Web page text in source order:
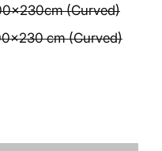
(Curved)
cm (Curved)